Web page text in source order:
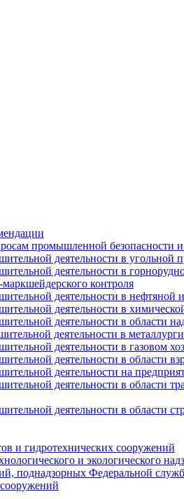
промышленной безопасности
деятельности в угольной
деятельности в
контроля
деятельности в нефтяной
деятельности в
деятельности в области
деятельности в
деятельности в газовом
деятельности в области
деятельности на
деятельности в области
деятельности в области
и гидротехнических сооружений
и экологического
поднадзорных Федеральной